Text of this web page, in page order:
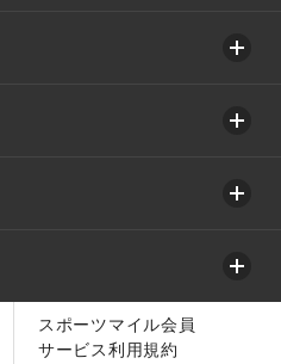
スポーツマイル会員
サービス利用規約